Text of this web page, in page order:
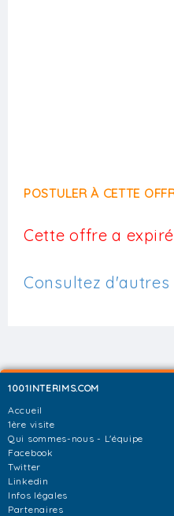
POSTULER À CETTE
Cette offre a
Consultez
1001INTERIMS.COM
Accueil
1ère visite
Qui sommes-nous - L'équipe
Facebook
Twitter
Linkedin
Infos légales
Partenaires